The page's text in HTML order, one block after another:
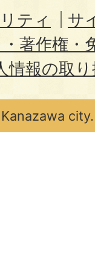
ティ
サ
著作権・
情報の取